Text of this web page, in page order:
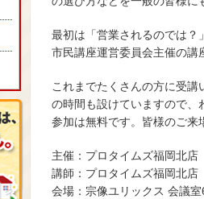
最初は「営業されるのでは？
市民講座運営委員会主催の講
これまでたくさんの方に受
の時間も設けていますので、
参加は無料です。皆様のご来
主催：プロタイムズ福岡北
講師：プロタイムズ福岡北
会場：宗像ユリックス 会議室